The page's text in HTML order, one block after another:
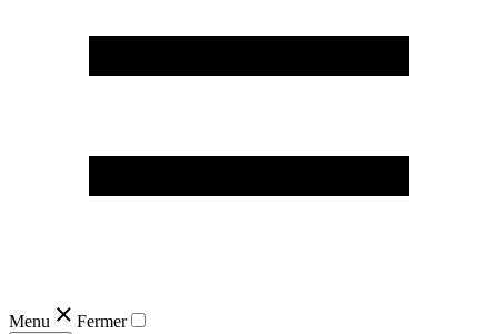
Menu Fermer